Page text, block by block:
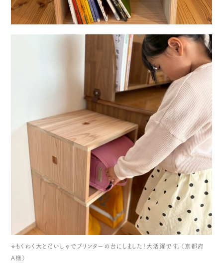
⭐️もくわく大とだいしゃでプリンターの台にしました！大活躍です。（京都府
A様）